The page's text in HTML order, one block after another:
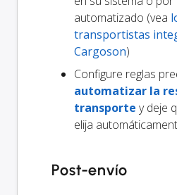
automatizado (vea
transportistas
Cargoson)
Configure reglas
automatizar la
transporte y deje
elija
Post-envío